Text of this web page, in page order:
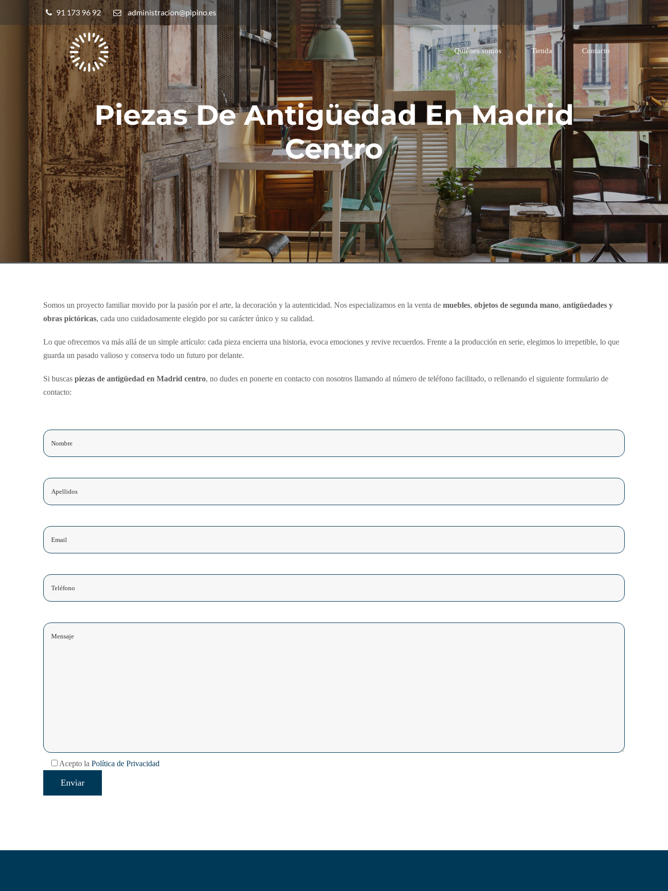
91 173 96 92 administracion@pipino.es
Quiénes somos Tienda Contacto
Piezas De Antigüedad En Madrid
Centro
Somos un proyecto familiar movido por la pasión por el arte, la decoración y la autenticidad. Nos especializamos en la venta de muebles, objetos de segunda mano, antigüedades y
obras pictóricas, cada uno cuidadosamente elegido por su carácter único y su calidad.
Lo que ofrecemos va más allá de un simple artículo: cada pieza encierra una historia, evoca emociones y revive recuerdos. Frente a la producción en serie, elegimos lo irrepetible, lo que
guarda un pasado valioso y conserva todo un futuro por delante.
Si buscas piezas de antigüedad en Madrid centro, no dudes en ponerte en contacto con nosotros llamando al número de teléfono facilitado, o rellenando el siguiente formulario de
contacto:
Acepto la Política de Privacidad